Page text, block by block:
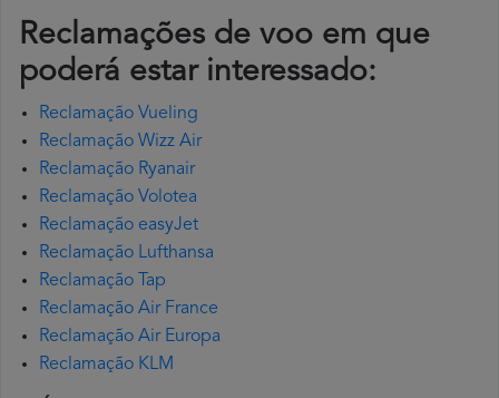
Reclamações de voo em que
poderá estar interessado:
Reclamação Vueling
Reclamação Wizz Air
Reclamação Ryanair
Reclamação Volotea
Reclamação easyJet
Reclamação Lufthansa
Reclamação Tap
Reclamação Air France
Reclamação Air Europa
Reclamação KLM